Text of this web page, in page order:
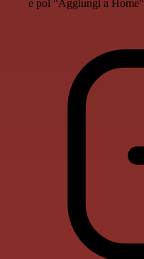
e poi "Aggiungi a Home"